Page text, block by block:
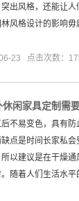
出风格，还能让
风格设计的影响
23 点击次数：
休闲家具定制需
不易变色，具有
点是时间长家私
以建议是在干燥
随着人们生活水